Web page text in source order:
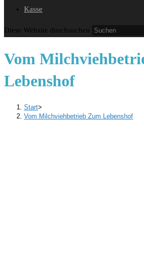
Kasse
Diese Website durchsuchen
Vom
Lebenshof
Start>
Vom Milchviehbetrieb Zum Lebenshof